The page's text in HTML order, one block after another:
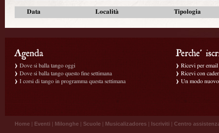
Data Località Tipologia
Dove si balla tango oggi
Dove si balla tango questo fine settimana
I corsi di tango in programma questa settimana
Ricevi per
Ricevi con
Un modo
Home | Eventi | Milonghe | Scuole | Musicalizadores | Iscriviti | Centro